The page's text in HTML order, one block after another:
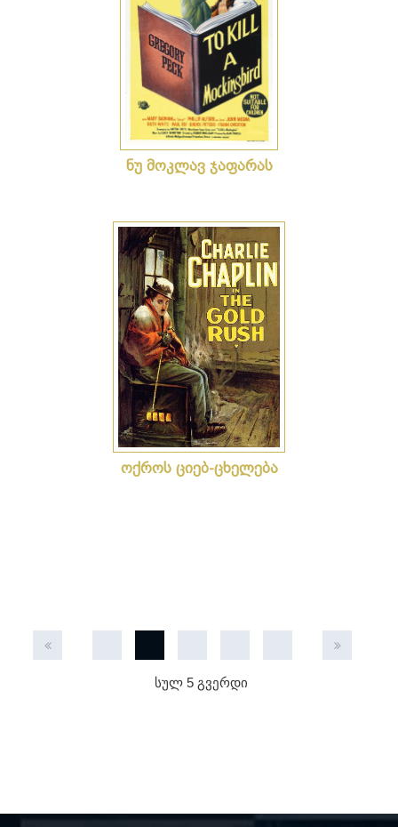
ნუ მოკლავ ჯაფარას
ოქროს ციებ-ცხელება
სულ 5 გვერდი